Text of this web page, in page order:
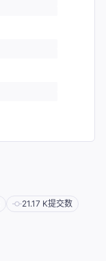
21.17 K提交数